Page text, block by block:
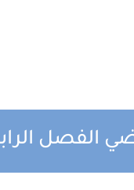
الفصل